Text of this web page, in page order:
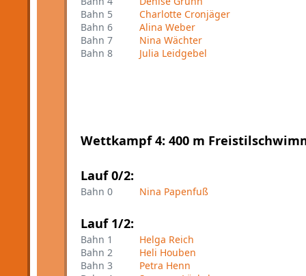
Bahn 5
Charlotte Cronjäger
Bahn 6
Alina Weber
Bahn 7
Nina Wächter
Bahn 8
Julia Leidgebel
Wettkampf 4: 400 m
Lauf 0/2:
Bahn 0 Nina Papenfuß
Lauf 1/2:
Bahn 1
Helga Reich
Bahn 2
Heli Houben
Bahn 3
Petra Henn